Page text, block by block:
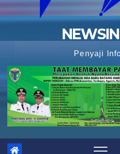
Penyaji